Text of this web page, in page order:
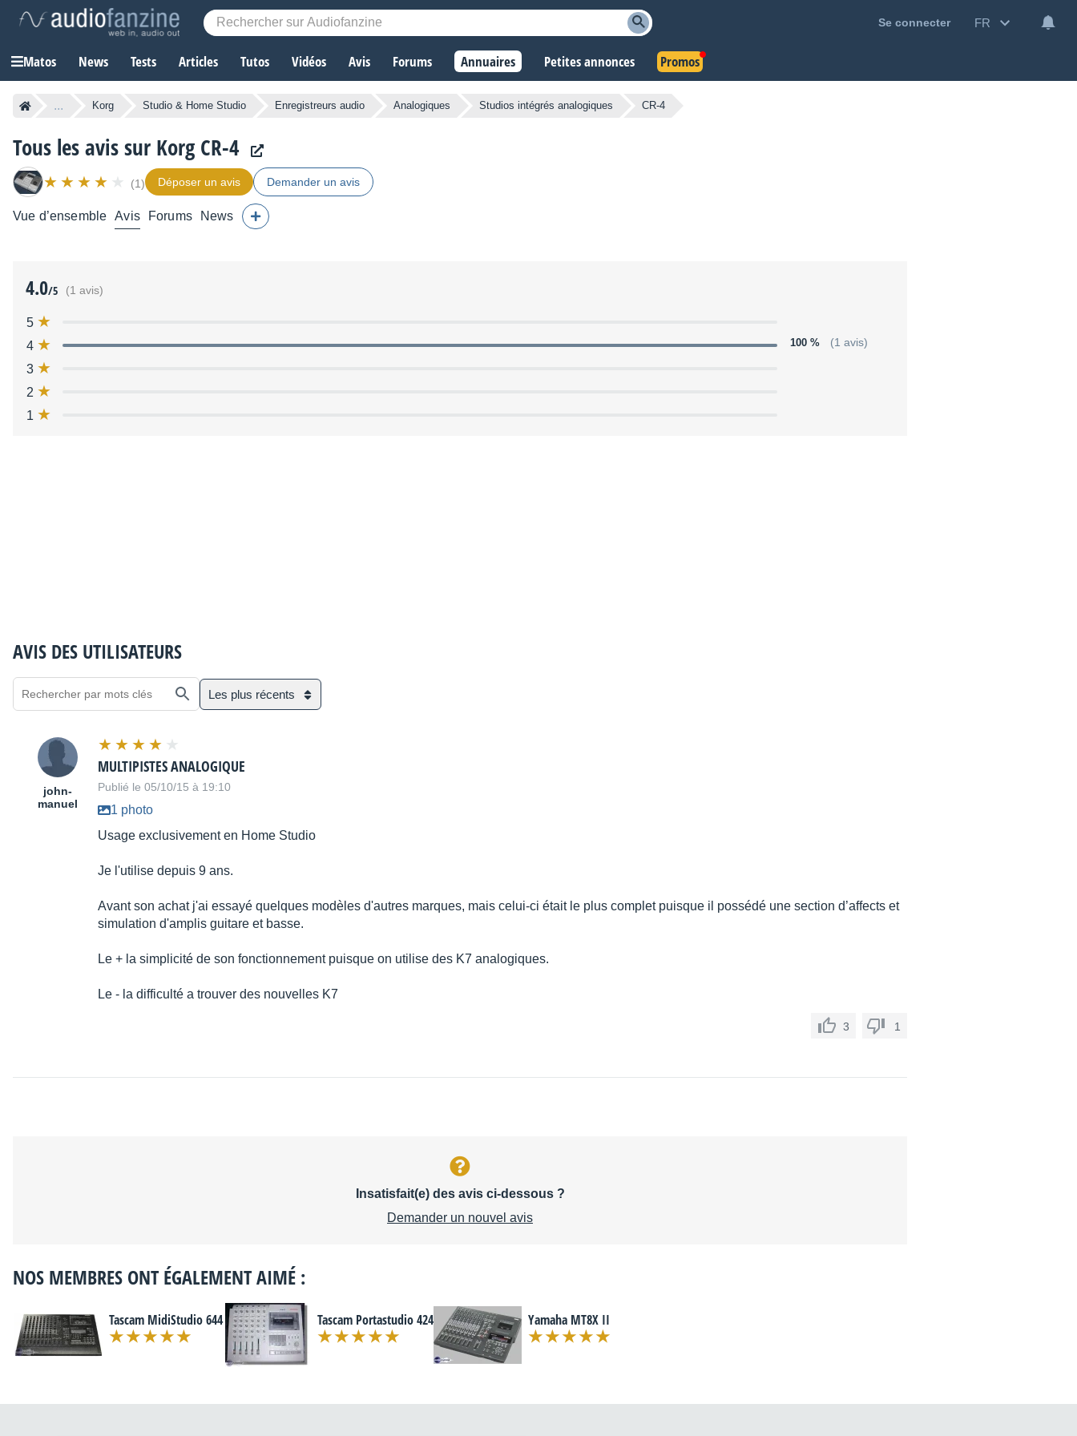
Se connecter FR
Matos News Tests Articles Tutos Vidéos Avis Forums Annuaires Petites annonces Promos
... Korg Studio & Home Studio Enregistreurs audio Analogiques Studios intégrés analogiques CR-4
Tous les avis sur Korg CR-4
(1) Déposer un avis Demander un avis
Vue d’ensemble Avis Forums News
4.0/5 (1 avis)
5
4
100 % (1 avis)
3
2
1
AVIS DES UTILISATEURS
Les plus récents
john-
manuel
MULTIPISTES ANALOGIQUE
Publié le 05/10/15 à 19:10
1 photo
Usage exclusivement en Home Studio
Je l'utilise depuis 9 ans.
Avant son achat j'ai essayé quelques modèles d'autres marques, mais celui-ci était le plus complet puisque il possédé une section d’affects et
simulation d'amplis guitare et basse.
Le + la simplicité de son fonctionnement puisque on utilise des K7 analogiques.
Le - la difficulté a trouver des nouvelles K7
3 1
Insatisfait(e) des avis ci-dessous ?
Demander un nouvel avis
NOS MEMBRES ONT ÉGALEMENT AIMÉ :
Tascam MidiStudio 644 Tascam Portastudio 424 Yamaha MT8X II